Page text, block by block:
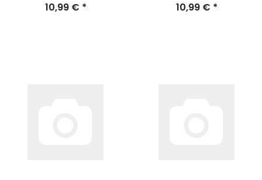
10,99 € * 10,99 € *